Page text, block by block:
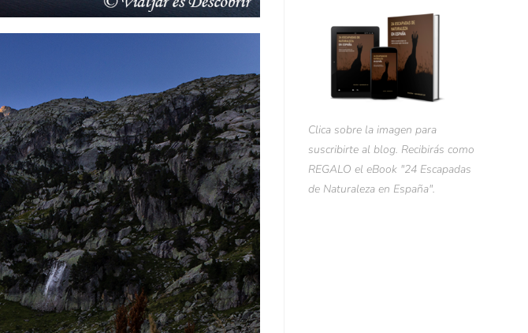
Clica sobre la imagen para
suscribirte al blog. Recibirás como
REGALO el eBook "24 Escapadas
de Naturaleza en España".